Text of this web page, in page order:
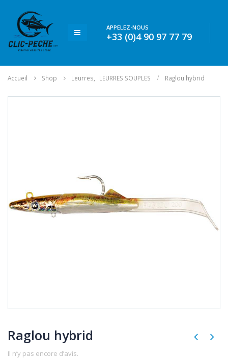
APPELEZ-NOUS
+33 (0)4 90 97 77 79
Accueil Shop Leurres LEURRES SOUPLES Raglou hybrid
Raglou hybrid
Il n’y pas encore d’avis.